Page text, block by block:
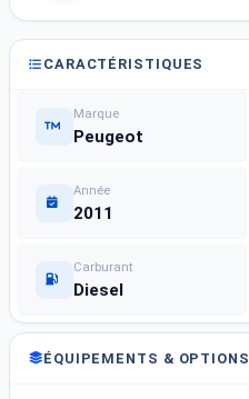
CARACTÉRISTIQUES
Marque
Peugeot
Année
2011
Carburant
Diesel
ÉQUIPEMENTS & OPTIONS